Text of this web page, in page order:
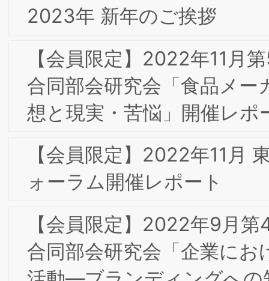
による食サービスの創出、嗜好の数値
化・可視化を切り口とした食品業界の改
革とブランディングへの貢献・可能性」
㈱味香り戦略研究所 小柳道啓 氏
【会員限定】2020年11月 大阪第6回フォ
ーラム・一般社団法人大阪能率協会
【会員限定】2020年9月 第4回東京専門
ングとその ビジネス貢献の証明」㈱リ
クルート野村恭子 氏
【会員限定】2020年7月 第3回東京専門